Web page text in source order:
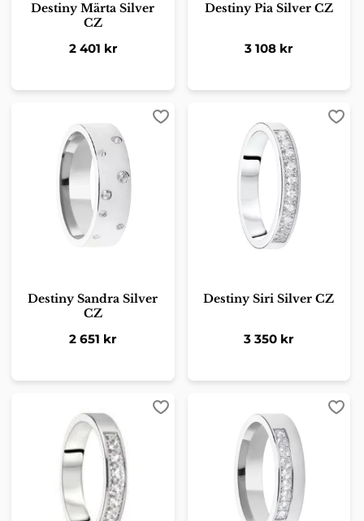
Destiny Märta Silver
CZ
2 401 kr
Destiny Pia Silver CZ
3 108 kr
Destiny Sandra Silver
CZ
2 651 kr
Lägg till i favoriter
Destiny Siri Silver CZ
3 350 kr
Lägg till i favoriter